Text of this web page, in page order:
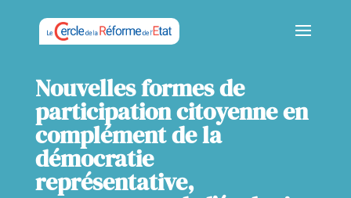
Nouvelles formes de
participation citoyenne en
complément de la
démocratie
représentative,